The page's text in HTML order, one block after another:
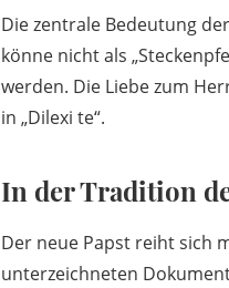
Die zentrale Bedeutung
könne nicht als
werden. Die Liebe zum
in „Dilexi te“.
In der Tradition
Der neue Papst reiht sich
unterzeichneten